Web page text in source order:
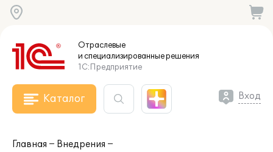
Отраслевые
и специализированныерешения
1С:Предприятие
Каталог Вход
Главная
Внедрения